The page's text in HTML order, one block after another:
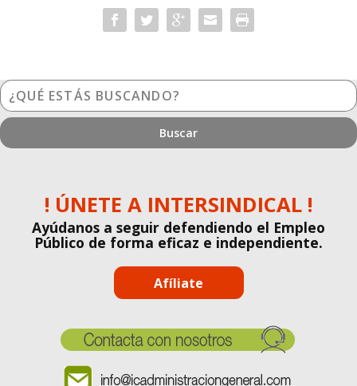
¿Qué
estás
buscando?
! ÚNETE A INTERSINDICAL !
Ayúdanos a seguir defendiendo el Empleo
Público de forma eficaz e independiente.
Afíliate